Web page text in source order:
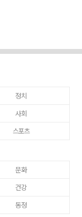
정치
사회
스포츠
문화
건강
동정